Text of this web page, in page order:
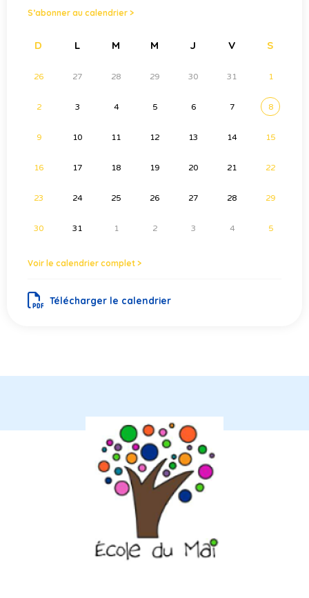
S’abonner au calendrier >
D L M M J V S
26 27 28 29 30 31 1
2 3 4 5 6 7 8
9 10 11 12 13 14 15
16 17 18 19 20 21 22
23 24 25 26 27 28 29
30 31 1 2 3 4 5
Voir le calendrier complet >
Télécharger le calendrier